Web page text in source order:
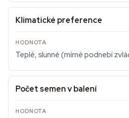
Klimatické preference
Teplé, slunné (mírné podnebí
Počet semen v balení